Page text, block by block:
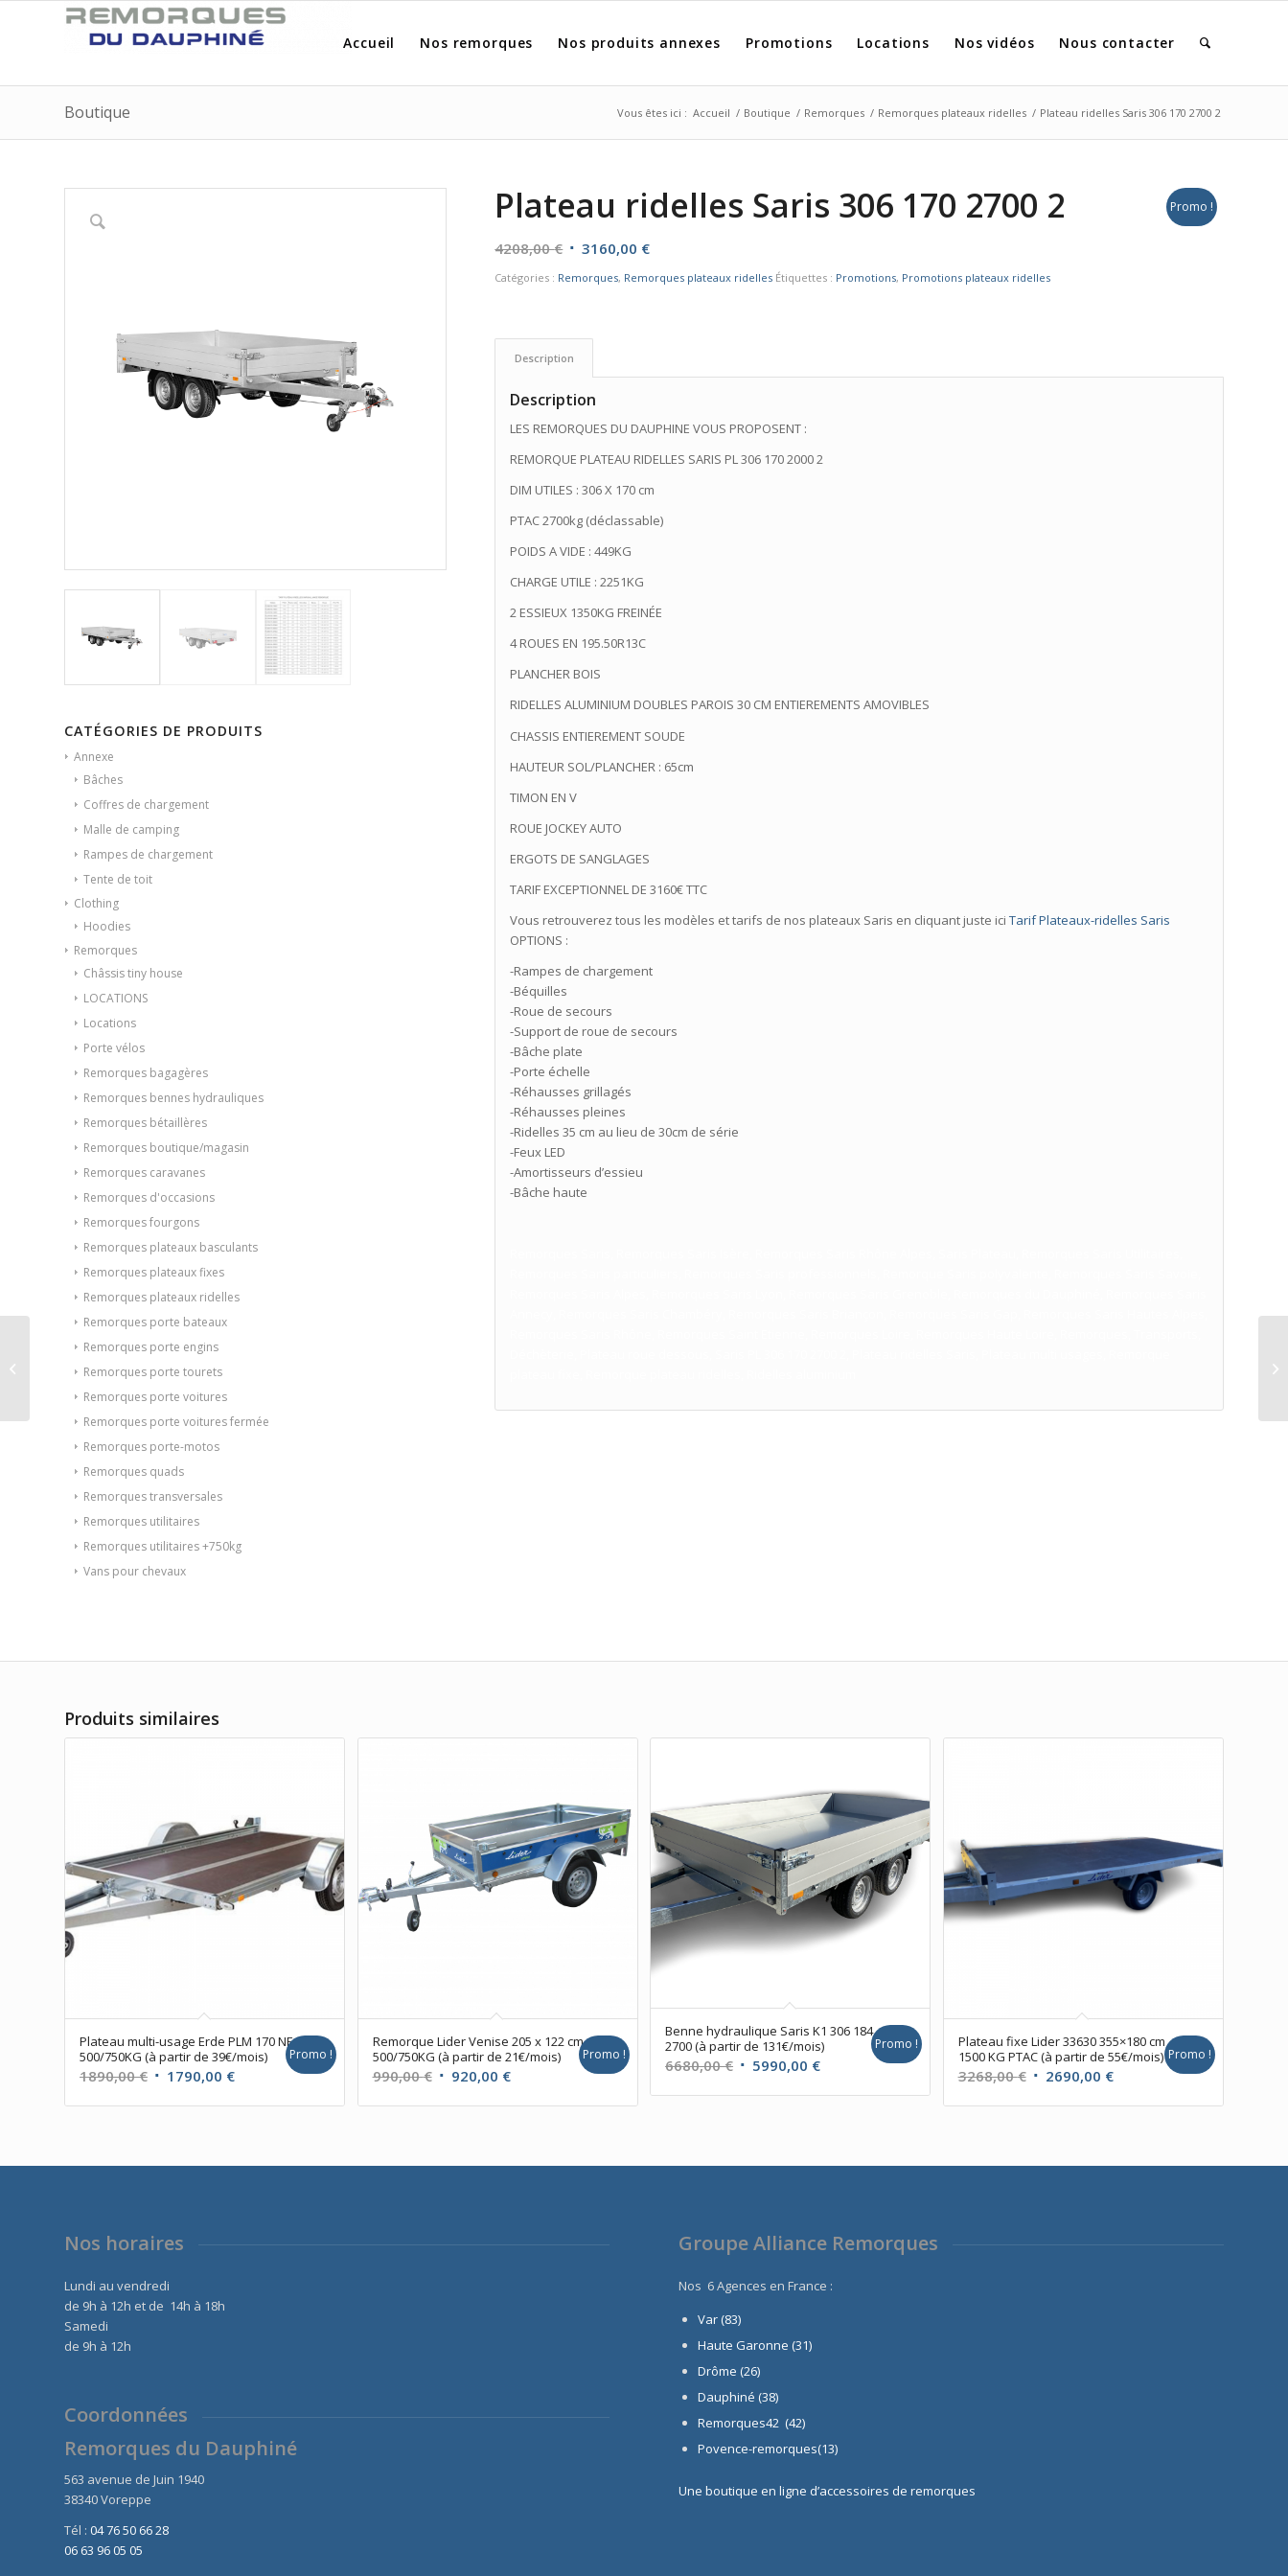
Accueil Nos remorques Nos produits annexes Promotions Locations Nos vidéos Nous contacter
Boutique Vous êtes ici : Accueil / Boutique / Remorques / Remorques plateaux ridelles / Plateau ridelles Saris 306 170 2700 2
Promo !
CATÉGORIES DE PRODUITS
Annexe
Bâches
Coffres de chargement
Malle de camping
Rampes de chargement
Tente de toit
Clothing
Hoodies
Remorques
Châssis tiny house
LOCATIONS
Locations
Porte vélos
Remorques bagagères
Remorques bennes hydrauliques
Remorques bétaillères
Remorques boutique/magasin
Remorques caravanes
Remorques d'occasions
Remorques fourgons
Remorques plateaux basculants
Remorques plateaux fixes
Remorques plateaux ridelles
Remorques porte bateaux
Remorques porte engins
Remorques porte tourets
Remorques porte voitures
Remorques porte voitures fermée
Remorques porte-motos
Remorques quads
Remorques transversales
Remorques utilitaires
Remorques utilitaires +750kg
Vans pour chevaux
Plateau ridelles Saris 306 170 2700 2
4208,00€ Le
4208,00 €.
3160,00 €Le
Catégories : Remorques, Remorques plateaux ridelles Étiquettes : Promotions, Promotions plateaux ridelles
Description
Description
LES REMORQUES DU DAUPHINE VOUS PROPOSENT :
REMORQUE PLATEAU RIDELLES SARIS PL 306 170 2000 2
DIM UTILES : 306 X 170 cm
PTAC 2700kg (déclassable)
POIDS A VIDE : 449KG
CHARGE UTILE : 2251KG
2 ESSIEUX 1350KG FREINÉE
4 ROUES EN 195.50R13C
PLANCHER BOIS
RIDELLES ALUMINIUM DOUBLES PAROIS 30 CM ENTIEREMENTS AMOVIBLES
CHASSIS ENTIEREMENT SOUDE
HAUTEUR SOL/PLANCHER : 65cm
TIMON EN V
ROUE JOCKEY AUTO
ERGOTS DE SANGLAGES
TARIF EXCEPTIONNEL DE 3160€ TTC
Vous retrouverez tous les modèles et tarifs de nos plateaux Saris en cliquant juste iciTarif Plateaux-ridelles Saris
OPTIONS :
-Rampes de chargement
-Béquilles
-Roue de secours
-Support de roue de secours
-Bâche plate
-Porte échelle
-Réhausses grillagés
-Réhausses pleines
-Ridelles 35 cm au lieu de 30cm de série
-Feux LED
-Amortisseurs d’essieu
-Bâche haute
Produits similaires
Plateau multi-usage Erde PLM 170 NF
500/750KG (à partir de 39€/mois)
1890,00€ Le
1890,00 €.
1790,00 €Le
1790,00 €.
Promo !
Remorque Lider Venise 205 x 122 cm
500/750KG (à partir de 21€/mois)
990,00€ Le
990,00 €.
920,00 €Le
920,00 €.
Promo !
Benne hydraulique Saris K1 306 184
2700 (à partir de 131€/mois)
6680,00€ Le 5990,00 €Le
Promo !
Plateau fixe Lider 33630 355×180 cm
1500 KG PTAC (à partir de 55€/mois)
3268,00€ Le
3268,00 €.
2690,00 €Le
2690,00 €.
Promo !
Nos horaires
Lundi au vendredi
de 9h à 12h et de 14h à 18h
Samedi
de 9h à 12h
Coordonnées
Remorques du Dauphiné
563 avenue de Juin 1940
38340 Voreppe
Tél : 04 76 50 66 28
06 63 96 05 05
Groupe Alliance Remorques
Nos 6 Agences en France :
Var (83)
Haute Garonne (31)
Drôme (26)
Dauphiné (38)
Remorques42 (42)
Povence-remorques(13)
Une boutique en ligne d’accessoires de remorques
Plateau ridelles Saris
306 170 2000 2